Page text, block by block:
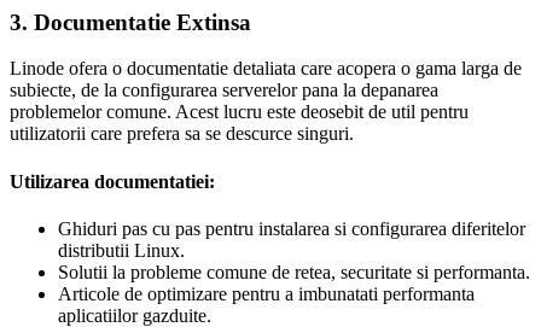
3. Documentatie Extinsa
Linode ofera o documentatie detaliata care acopera o gama larga de
subiecte, de la configurarea serverelor pana la depanarea
problemelor comune. Acest lucru este deosebit de util pentru
utilizatorii care prefera sa se descurce singuri.
Utilizarea documentatiei:
Ghiduri pas cu pas pentru instalarea si configurarea diferitelor
distributii Linux.
Solutii la probleme comune de retea, securitate si performanta.
Articole de optimizare pentru a imbunatati performanta
aplicatiilor gazduite.